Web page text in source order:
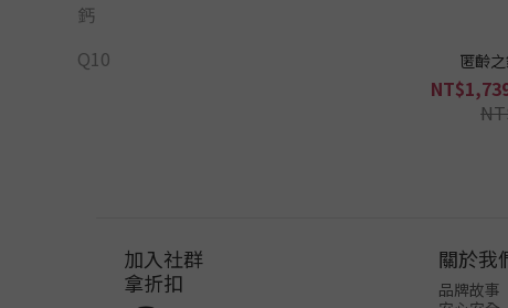
鈣
Q10
匿齡
加入社群
拿折扣
關於我
品牌故事